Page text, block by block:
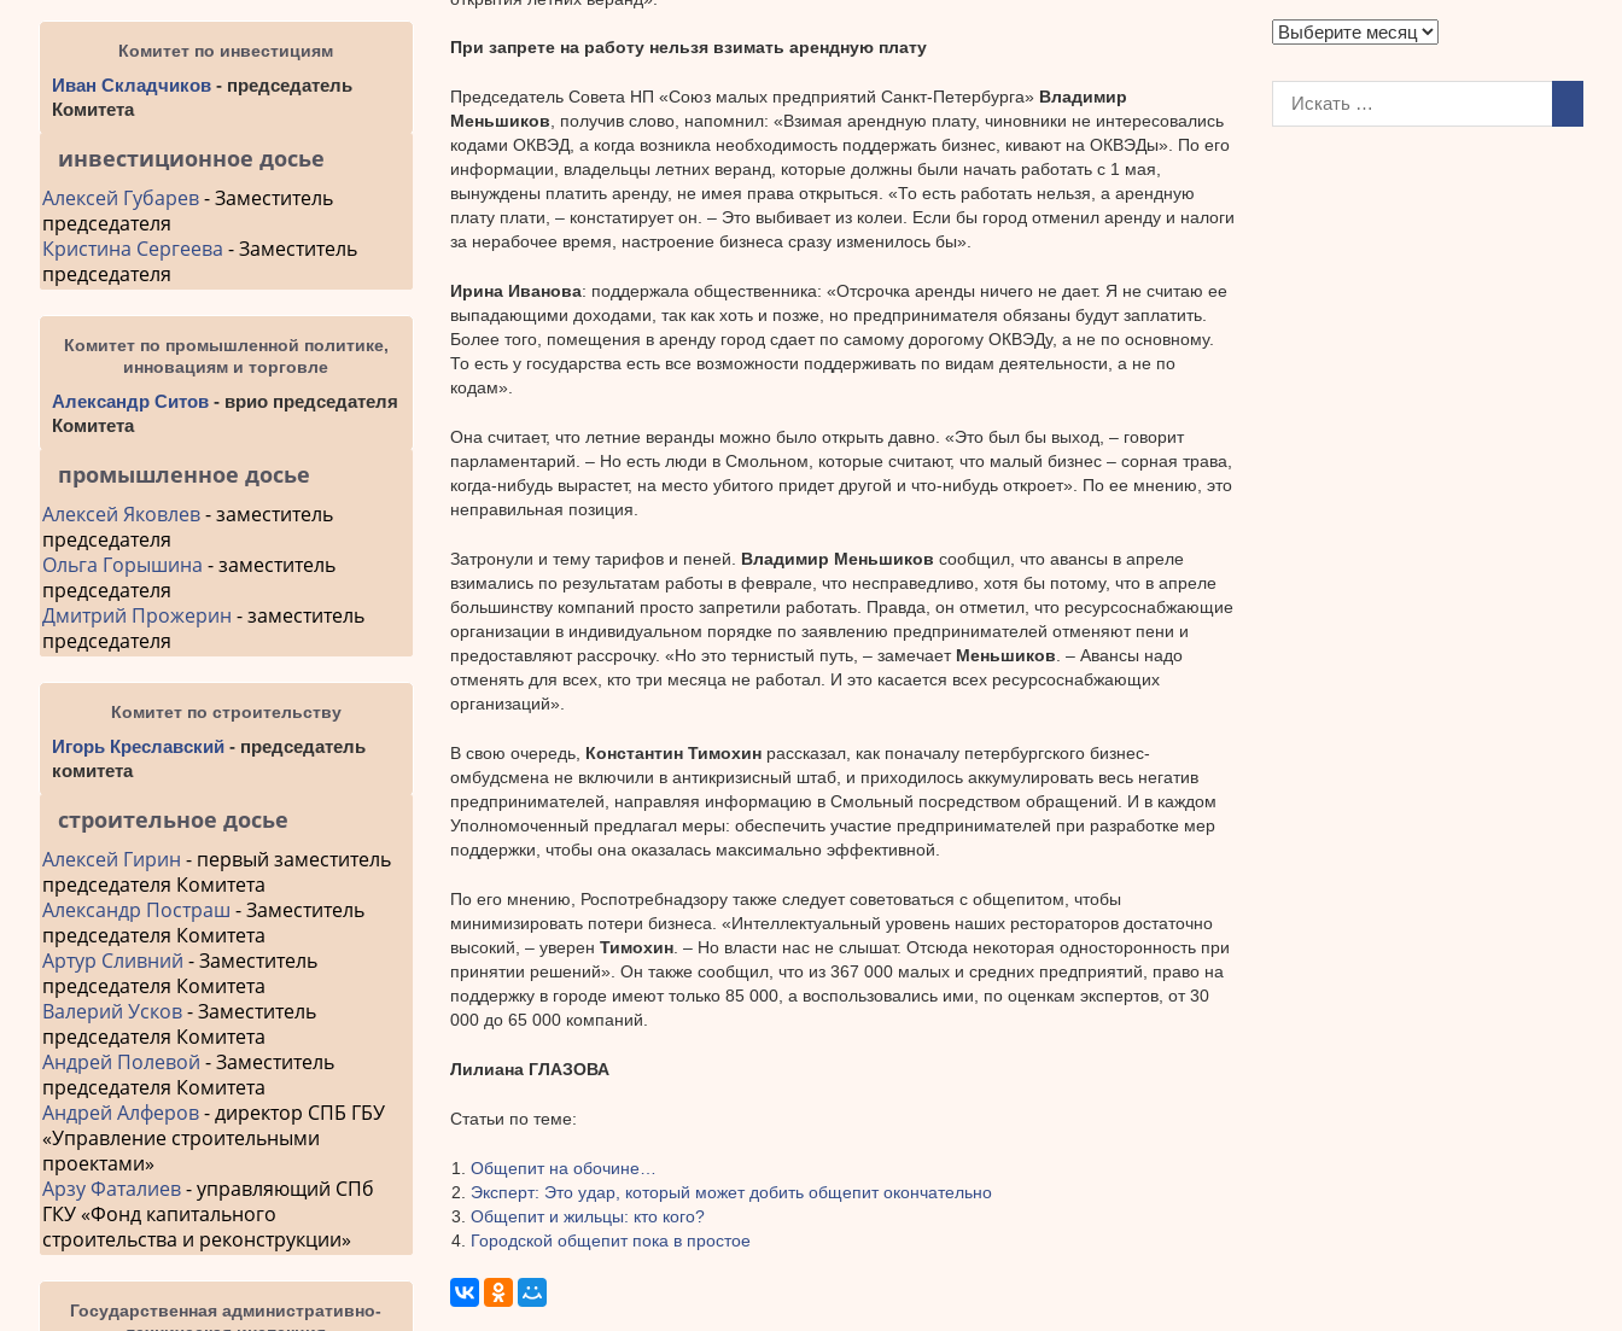
При запрете на работу нельзя взимать арендную плату
Председатель Совета НП «Союз малых предприятий Санкт-Петербурга» Владимир
Меньшиков , получив слово, напомнил: «Взимая арендную плату, чиновники не интересовались
кодами ОКВЭД, а когда возникла необходимость поддержать бизнес, кивают на ОКВЭДы». По его
информации, владельцы летних веранд, которые должны были начать работать с 1 мая,
вынуждены платить аренду, не имея права открыться. «То есть работать нельзя, а арендную
плату плати, – констатирует он. – Это выбивает из колеи. Если бы город отменил аренду и налоги
за нерабочее время, настроение бизнеса сразу изменилось бы».
Ирина Иванова: поддержала общественника: «Отсрочка аренды ничего не дает. Я не считаю ее
выпадающими доходами, так как хоть и позже, но предпринимателя обязаны будут заплатить.
Более того, помещения в аренду город сдает по самому дорогому ОКВЭДу, а не по основному.
То есть у государства есть все возможности поддерживать по видам деятельности, а не по
кодам».
Она считает, что летние веранды можно было открыть давно. «Это был бы выход, – говорит
парламентарий. – Но есть люди в Смольном, которые считают, что малый бизнес – сорная трава,
когда-нибудь вырастет, на место убитого придет другой и что-нибудь откроет». По ее мнению, это
неправильная позиция.
Затронули и тему тарифов и пеней. Владимир Меньшиков сообщил, что авансы в апреле
взимались по результатам работы в феврале, что несправедливо, хотя бы потому, что в апреле
большинству компаний просто запретили работать. Правда, он отметил, что ресурсоснабжающие
организации в индивидуальном порядке по заявлению предпринимателей отменяют пени и
предоставляют рассрочку. «Но это тернистый путь, – замечает Меньшиков . – Авансы надо
отменять для всех, кто три месяца не работал. И это касается всех ресурсоснабжающих
организаций».
В свою очередь, Константин Тимохинрассказал, как поначалу петербургского бизнес-
омбудсмена не включили в антикризисный штаб, и приходилось аккумулировать весь негатив
предпринимателей, направляя информацию в Смольный посредством обращений. И в каждом
Уполномоченный предлагал меры: обеспечить участие предпринимателей при разработке мер
поддержки, чтобы она оказалась максимально эффективной.
По его мнению, Роспотребнадзору также следует советоваться с общепитом, чтобы
минимизировать потери бизнеса. «Интеллектуальный уровень наших рестораторов достаточно
высокий, – уверен Тимохин. – Но власти нас не слышат. Отсюда некоторая односторонность при
принятии решений». Он также сообщил, что из 367 000 малых и средних предприятий, право на
поддержку в городе имеют только 85 000, а воспользовались ими, по оценкам экспертов, от 30
000 до 65 000 компаний.
Лилиана ГЛАЗОВА
Статьи по теме:
Общепит на обочине…
Эксперт: Это удар, который может добить общепит окончательно
Общепит и жильцы: кто кого?
Городской общепит пока в простое
Комитет по инвестициям
Иван Складчиков - председатель
Комитета
инвестиционное досье
Алексей Губарев- Заместитель
председателя
Кристина Сергеева - Заместитель
председателя
Комитет по промышленной политике,
инновациям и торговле
Александр Ситов - врио председателя
Комитета
промышленное досье
Алексей Яковлев- заместитель
председателя
Ольга Горышина - заместитель
председателя
Дмитрий Прожерин - заместитель
председателя
Комитет по строительству
Игорь Креславский - председатель
комитета
строительное досье
Алексей Гирин - первый заместитель
председателя Комитета
Александр Постраш - Заместитель
председателя Комитета
Артур Сливний - Заместитель
председателя Комитета
Валерий Усков- Заместитель
председателя Комитета
Андрей Полевой - Заместитель
председателя Комитета
Андрей Алферов- директор СПБ ГБУ
«Управление строительными
проектами»
Арзу Фаталиев- управляющий СПб
ГКУ «Фонд капитального
строительства и реконструкции»
Государственная административно-
А
х
в